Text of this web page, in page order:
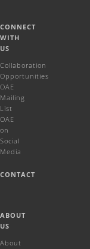
CONNECT
WITH
US
Collaboration
Opportunities
OAE
Mailing
List
OAE
on
Social
Media
CONTACT
ABOUT
US
About